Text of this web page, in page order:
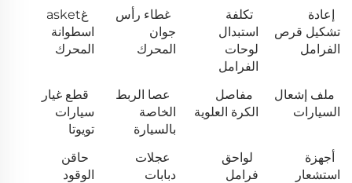
إعادة
تشكيل قرص
الفرامل
تكلفة
استبدال
لوحات
الفرامل
غطاء رأس
جوان
المحرك
غasket
اسطوانة
المحرك
ملف إشعال
السيارات
مفاصل
الكرة العلوية
عصا الربط
الخاصة
بالسيارة
قطع غيار
سيارات
تويوتا
أجهزة
استشعار
لواحق
فرامل
عجلات
دبابات
حاقن
الوقود